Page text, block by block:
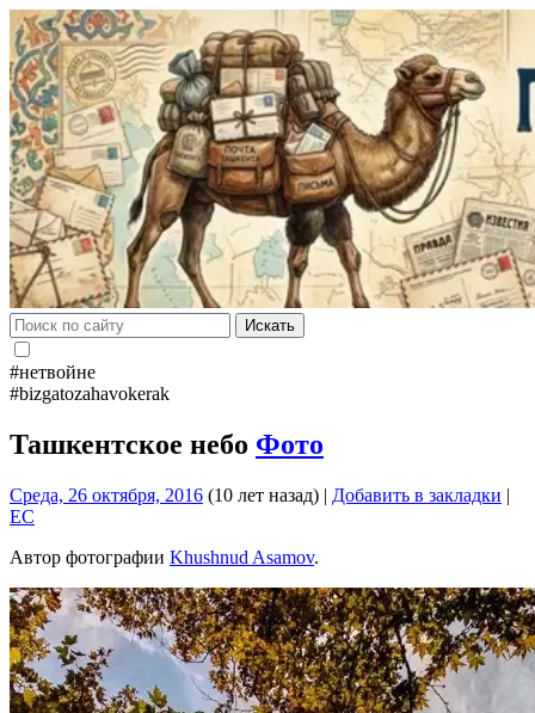
Искать
#нетвойне
#bizgatozahavokerak
Ташкентское небо Фото
Среда, 26 октября, 2016 (10 лет назад) | Добавить в закладки |
EC
Автор фотографии Khushnud Asamov.